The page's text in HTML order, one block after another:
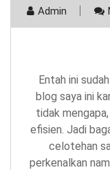
Admin
Entah ini
blog saya ini
tidak
efisien. Jadi
celotehan
perkenalkan